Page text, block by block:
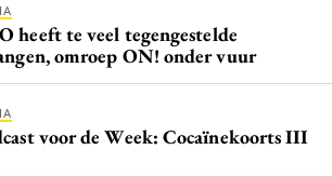
heeft te veel tegengestelde
omroep ON! onder vuur
voor de Week: Cocaïnekoorts III